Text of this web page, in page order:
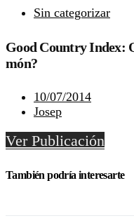
Sin categorizar
Good Country Index:
món?
10/07/2014
Josep
Ver Publicación
También podría interesarte